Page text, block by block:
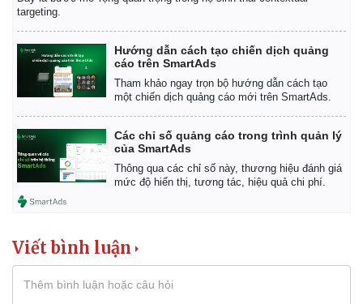
targeting.
Hướng dẫn cách tạo chiến dịch quảng
cáo trên SmartAds
Tham khảo ngay trọn bộ hướng dẫn cách tạo
một chiến dịch quảng cáo mới trên SmartAds.
Các chỉ số quảng cáo trong trình quản lý
của SmartAds
Thông qua các chỉ số này, thương hiệu đánh giá
mức độ hiển thị, tương tác, hiệu quả chi phí.
Viết bình luận